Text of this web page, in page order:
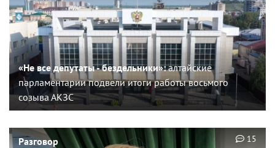
«Не все депутаты - бездельники»:алтайские
парламентарии подвели итоги работы восьмого
созыва АКЗС
Разговор 15